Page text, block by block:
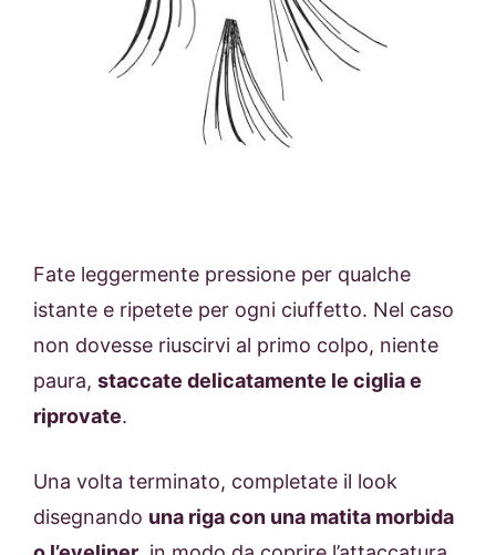
Fate leggermente pressione per qualche
istante e ripetete per ogni ciuffetto. Nel caso
non dovesse riuscirvi al primo colpo, niente
paura, staccate delicatamente le ciglia e
riprovate.
Una volta terminato, completate il look
disegnando una riga con una matita morbida